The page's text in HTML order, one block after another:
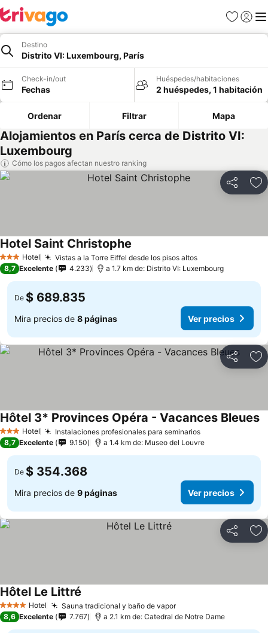
Favoritos
Iniciar
Destino
Distrito VI: Luxembourg, París
Check-in/out
Fechas
Huéspedes/habitaciones
2 huéspedes, 1 habitación
Ordenar Filtrar Mapa
Alojamientos en París cerca de Distrito VI:
Luxembourg
Cómo los pagos afectan nuestro ranking
Compartir
3 Estrellas
Hotel Vistas a la Torre Eiffel desde los pisos altosVer precios
Hotel Saint Christophe
8,7 Excelente 4.233 a 1.7 km de: Distrito VI: Luxembourg
De $ 689.835
Mira precios de 8 páginas Ver precios
Compartir
3 Estrellas
Hotel Instalaciones profesionales para seminariosVer precios
Hôtel 3* Provinces Opéra - Vacances Bleues
8,7 Excelente 9.150 a 1.4 km de: Museo del Louvre
De $ 354.368
Mira precios de 9 páginas Ver precios
Compartir
4 EstrellasHotel Sauna tradicional y baño de vaporVer precios
Hôtel Le Littré
8,6 Excelente 7.767 a 2.1 km de: Catedral de Notre Dame